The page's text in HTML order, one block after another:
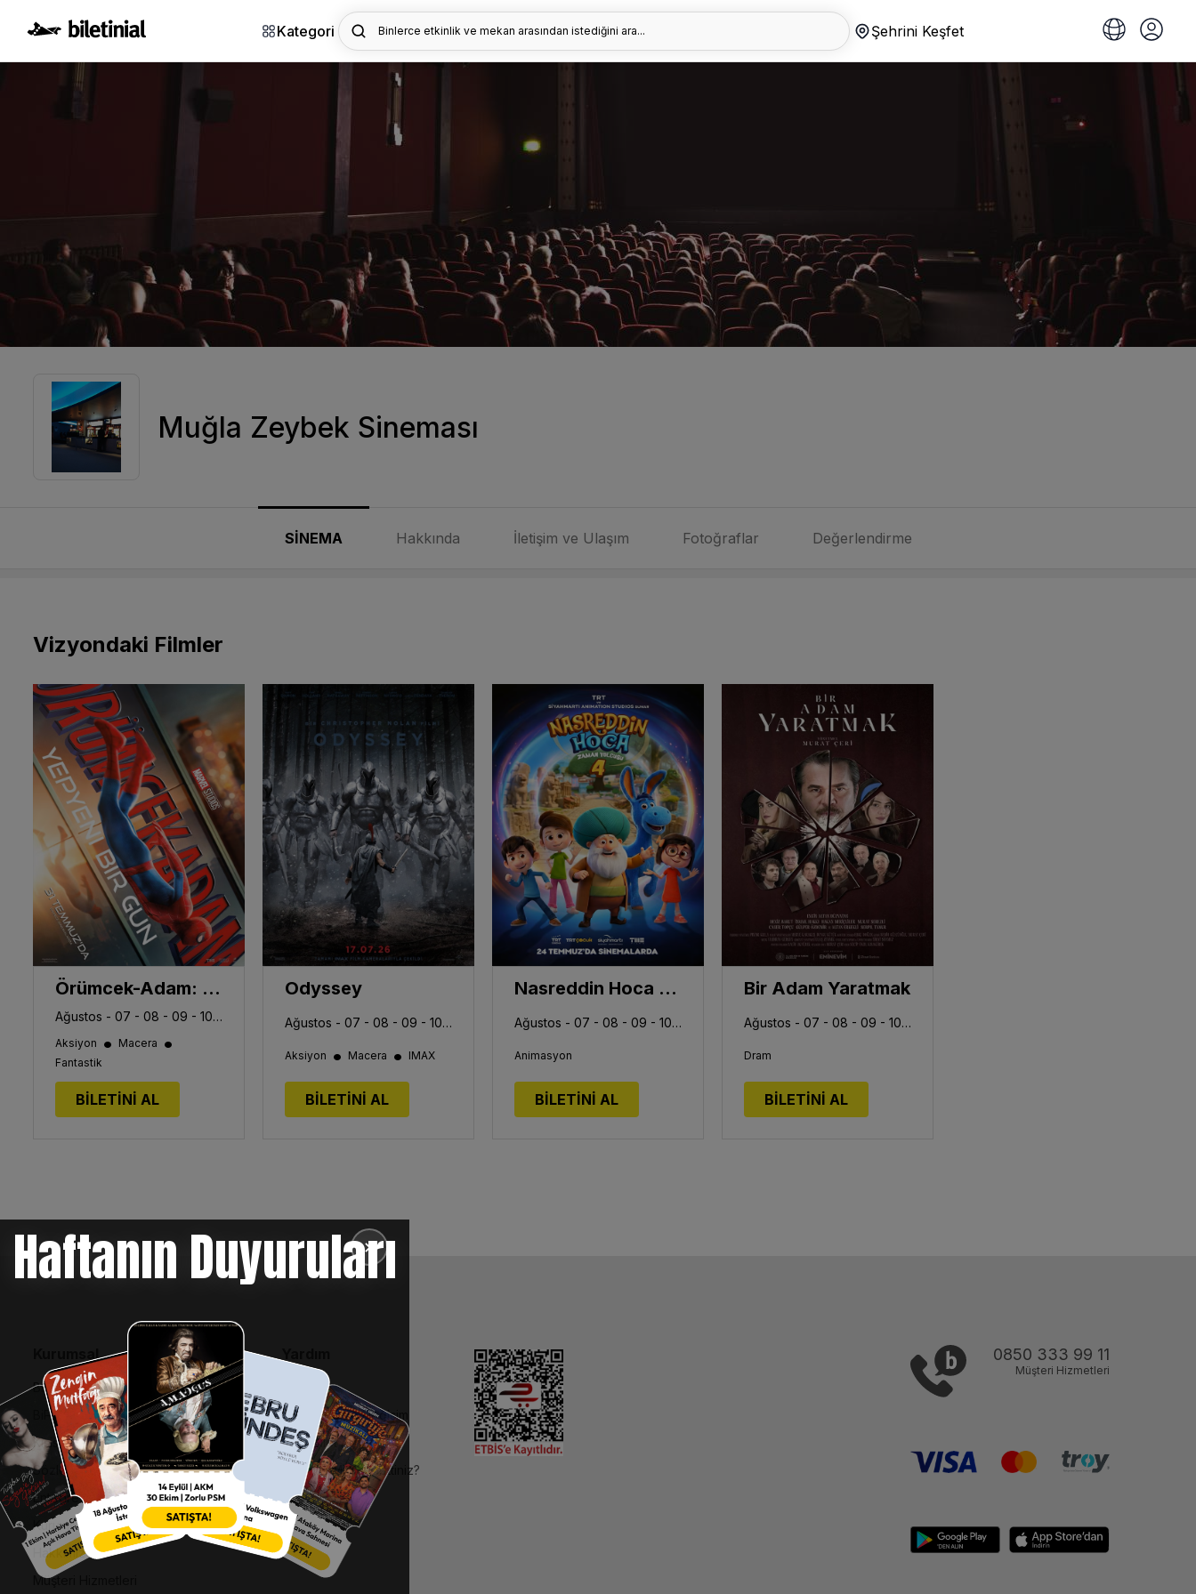
Kategori Binlerce etkinlik ve mekan arasından istediğini ara... Şehrini Keşfet
Muğla Zeybek Sineması
SİNEMA Hakkında İletişim ve Ulaşım Fotoğraflar Değerlendirme
Vizyondaki Filmler
Örümcek-Adam: Yepyeni Bir Gün
Ağustos - 07 - 08 - 09 - 10 - 11 - 13
Aksiyon • Macera •
Fantastik
BİLETİNİ AL
Odyssey
Ağustos - 07 - 08 - 09 - 10 - 11 - 13
Aksiyon • Macera • IMAX
BİLETİNİ AL
Nasreddin Hoca Zaman Yolcusu 4
Ağustos - 07 - 08 - 09 - 10 - 11 - 13
Animasyon
BİLETİNİ AL
Bir Adam Yaratmak
Ağustos - 07 - 08 - 09 - 10 - 11 - 13
Dram
BİLETİNİ AL
✕
Haftanın Duyuruları
Bilgi Toplumu Hizmetleri
BiPuan Kurallar & Koşullar
Kişisel Verilerin Korunması
Sözleşme ve Politikalar
Entegre Yönetim Sistemi Politikası
Kurumsal Kimlik
Hakkımızda
Müşteri Hizmetleri
İptal, İade ve Değişim
Nasıl Bilet Alınır
Biletinizi Mi Kaybettiniz?
0850 333 99 11
Müşteri Hizmetleri